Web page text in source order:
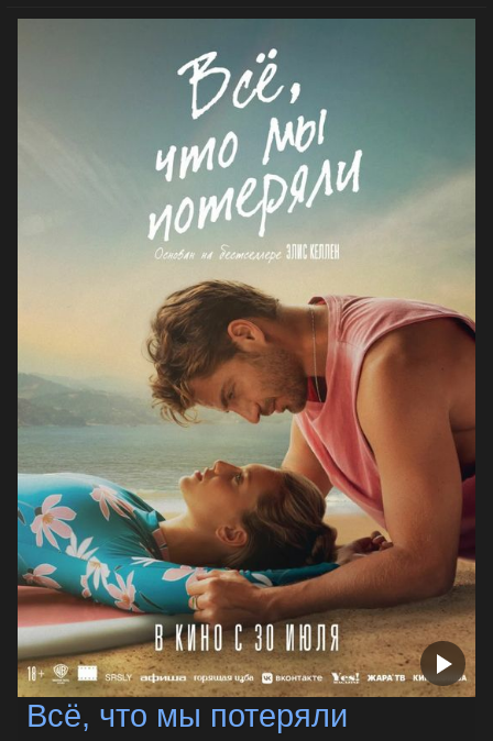
Всё, что мы потеряли